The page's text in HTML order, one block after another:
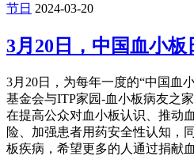
节日 2024-03-20
3月20日，中国血小板
3月20日，为每年一度的“中国血
基金会与ITP家园-血小板病友之
在提高公众对血小板认识、推动
险、加强患者用药安全性认知，
板疾病，希望更多的人通过捐献